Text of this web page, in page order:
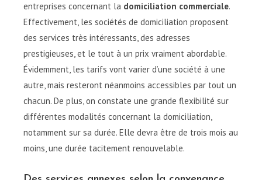
entreprises concernant la domiciliation commerciale.
Effectivement, les sociétés de domiciliation proposent
des services très intéressants, des adresses
prestigieuses, et le tout à un prix vraiment abordable.
Évidemment, les tarifs vont varier d’une société à une
autre, mais resteront néanmoins accessibles par tout un
chacun. De plus, on constate une grande flexibilité sur
différentes modalités concernant la domiciliation,
notamment sur sa durée. Elle devra être de trois mois au
moins, une durée tacitement renouvelable.